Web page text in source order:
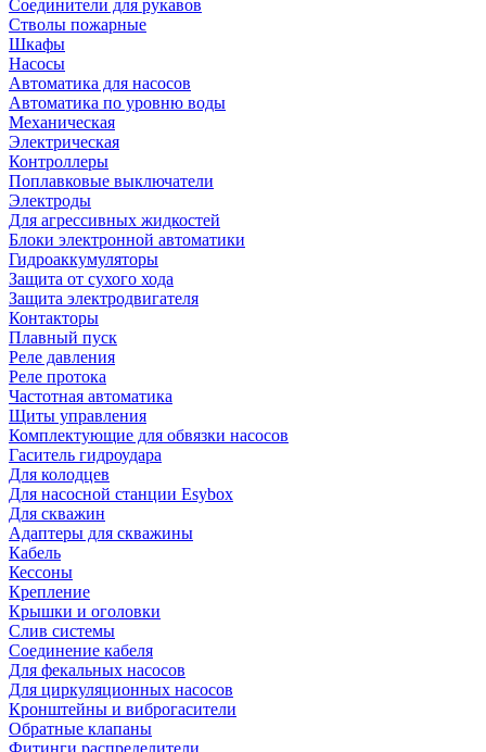
Соединители для рукавов
Стволы пожарные
Шкафы
Насосы
Автоматика для насосов
Автоматика по уровню воды
Механическая
Электрическая
Контроллеры
Поплавковые выключатели
Электроды
Для агрессивных жидкостей
Блоки электронной автоматики
Гидроаккумуляторы
Защита от сухого хода
Защита электродвигателя
Контакторы
Плавный пуск
Реле давления
Реле протока
Частотная автоматика
Щиты управления
Комплектующие для обвязки насосов
Гаситель гидроудара
Для колодцев
Для насосной станции Esybox
Для скважин
Адаптеры для скважины
Кабель
Кессоны
Крепление
Крышки и оголовки
Слив системы
Соединение кабеля
Для фекальных насосов
Для циркуляционных насосов
Кронштейны и виброгасители
Обратные клапаны
Фитинги распределители